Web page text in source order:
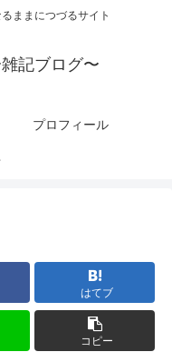
ままにつづるサイト
記ブログ〜
プロフィール
はてブ
コピー